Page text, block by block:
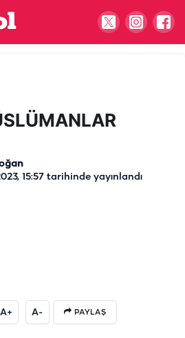
15:57 tarihinde yayınlandı
A+ A- PAYLAŞ